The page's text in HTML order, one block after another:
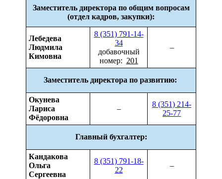
Заместитель директора по общим вопросам
(отдел кадров, закупки):
Лебедева
Людмила
Кимовна
8 (351) 791-14-
34
добавочный
номер: 201
–
Заместитель директора по развитию:
Окунева
Лариса
Фёдоровна
–
8 (351) 214-
25-77
Главный бухгалтер:
Кандакова
Ольга
Сергеевна
8 (351) 791-18-
22
–